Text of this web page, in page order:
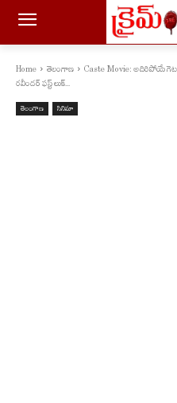
Home తెలంగాణ
Caste Movie: అదిరిపోయే
రవీందర్‌ ఫస్ట్ లుక్...
తెలంగాణ సినిమా